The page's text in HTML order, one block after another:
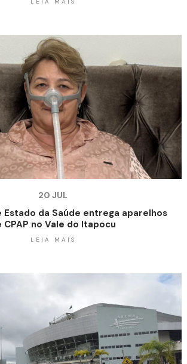
20 JUL
da Saúde entrega aparelhos
CPAP no Vale do Itapocu
LEIA MAIS